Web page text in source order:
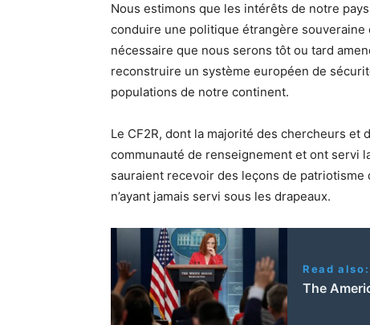
Nous estimons que les intérêts de notre
conduire une politique étrangère souveraine
nécessaire que nous serons tôt ou tard
reconstruire un système européen de
populations de notre continent.
Le CF2R, dont la majorité des chercheurs
communauté de renseignement et ont servi
sauraient recevoir des leçons de patriotisme
n’ayant jamais servi sous les drapeaux.
Read also:
The